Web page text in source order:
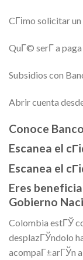
CГіmo solicitar un
QuГ© serГ­ a paga
Subsidios con
Abrir cuenta
Conoce
Escanea el
Escanea el
Eres
Gobierno
Colombia estГЎ
desplazГЎndolo
acompaГ±arГЎn